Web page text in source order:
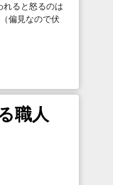
れると怒るのは
偏見なので伏
職人